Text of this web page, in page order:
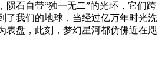
陨石自带“独一无二”的光环，它们跨
了我们的地球，当经过亿万年时光洗
表盘，此刻，梦幻星河都仿佛近在咫